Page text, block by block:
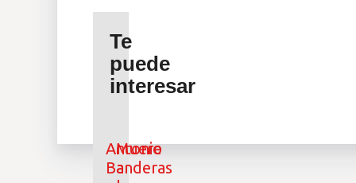
Te
puede
interesar
Antonio
Banderas
Muere
a